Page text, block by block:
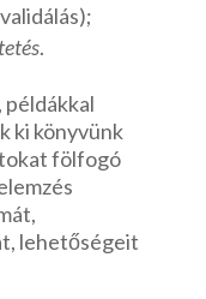
.
példákkal
ki könyvünk
fölfogó
lehetőségeit